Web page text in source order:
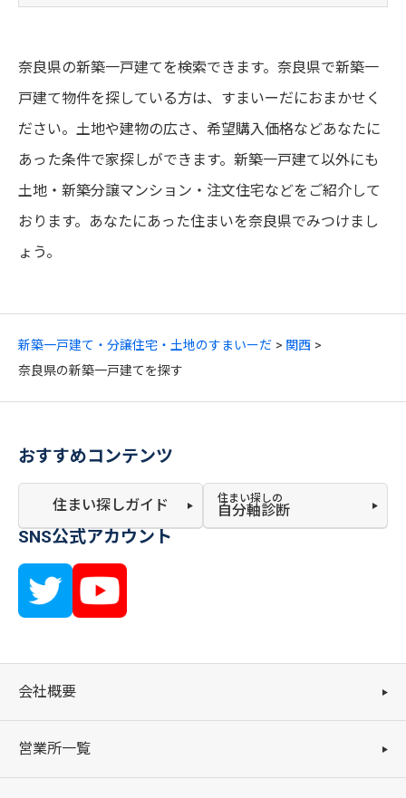
新築一戸建て・分譲住宅・土地のすまいーだ
関西
奈良県の新築一戸建てを探す
奈良県の新築一戸建てを検索できます。奈良県で新築一
戸建て物件を探している方は、すまいーだにおまかせく
ださい。土地や建物の広さ、希望購入価格などあなたに
あった条件で家探しができます。新築一戸建て以外にも
土地・新築分譲マンション・注文住宅などをご紹介して
おります。あなたにあった住まいを奈良県でみつけまし
ょう。
おすすめコンテンツ
住まい探しガイド 住まい探しの
自分軸診断
SNS公式アカウント
会社概要
営業所一覧